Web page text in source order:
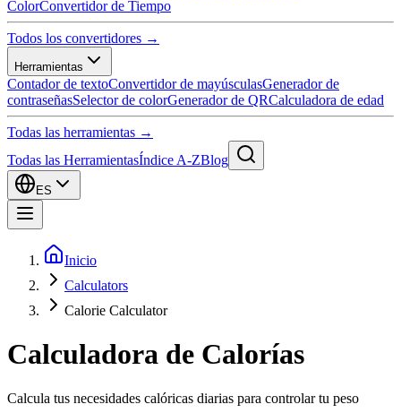
ColorConvertidor de Tiempo
Todos los convertidores →
Herramientas
Contador de textoConvertidor de mayúsculasGenerador de
contraseñasSelector de colorGenerador de QRCalculadora de edad
Todas las herramientas →
Todas las HerramientasÍndice A-ZBlog
ES
Inicio
Calculators
Calorie Calculator
Calculadora de Calorías
Calcula tus necesidades calóricas diarias para controlar tu peso